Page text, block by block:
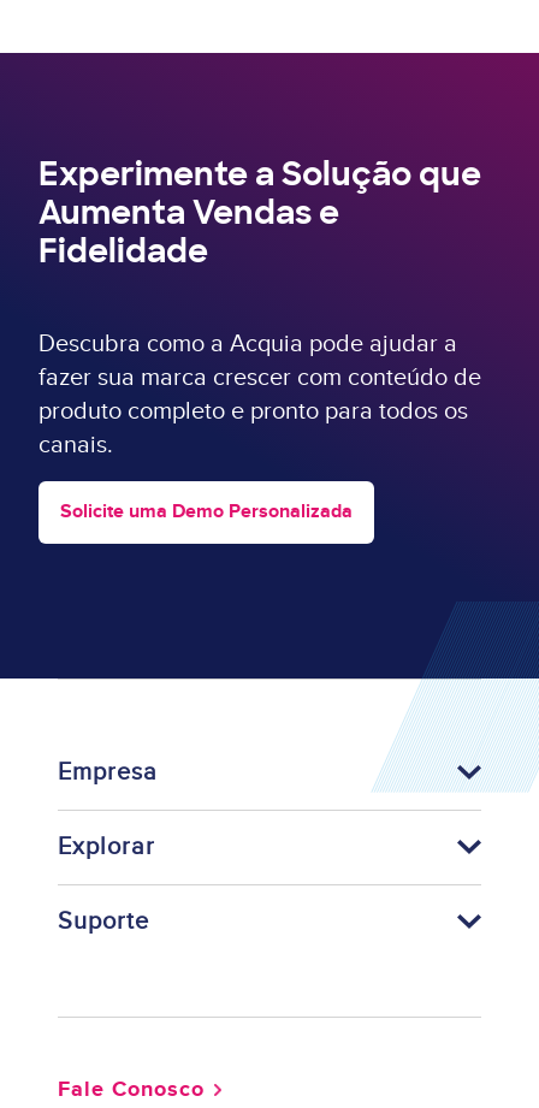
Experimente a Solução que
Aumenta Vendas e
Fidelidade
Descubra como a Acquia pode ajudar a
fazer sua marca crescer com conteúdo de
produto completo e pronto para todos os
canais.
Solicite uma Demo Personalizada
Empresa
Explorar
Suporte
Fale Conosco